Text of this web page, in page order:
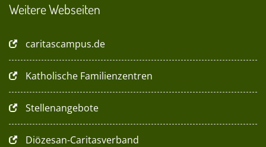
Weitere Webseiten
caritascampus.de
Katholische Familienzentren
Stellenangebote
Diözesan-Caritasverband